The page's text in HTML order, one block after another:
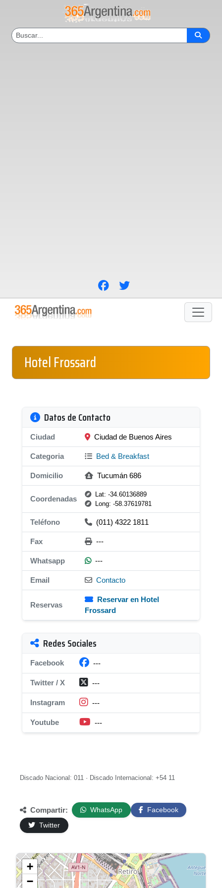
Hotel Frossard
Datos de Contacto
Ciudad Ciudad de Buenos Aires
Categoria Bed & Breakfast
Domicilio Tucumán 686
Coordenadas
Lat: -34.60136889
Long: -58.37619781
Teléfono (011) 4322 1811
Fax ---
Whatsapp ---
Email Contacto
Reservas
Reservar en Hotel
Frossard
Redes Sociales
Facebook ---
Twitter / X ---
Instagram ---
Youtube ---
Discado Nacional: 011 · Discado Internacional: +54 11
Compartir: WhatsApp
Facebook
Twitter
+
−